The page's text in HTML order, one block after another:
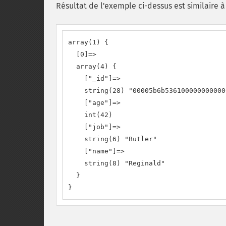
Résultat de l'exemple ci-dessus est similaire à
array(1) {
  [0]=>
  array(4) {
    ["_id"]=>
string(28)
    ["age"]=>
    int(42)
    ["job"]=>
    string(6) "Butler"
    ["name"]=>
    string(8) "Reginald"
  }
}